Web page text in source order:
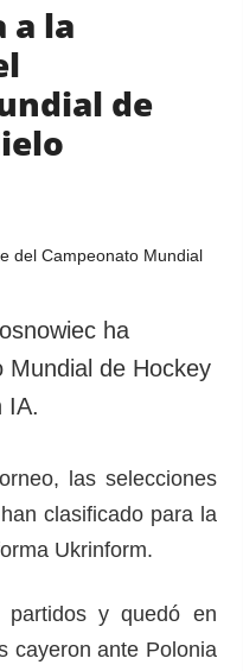
a la
de
ha
Mundial de Hockey
IA.
las selecciones
clasificado para la
Ukrinform.
partidos y quedó en
cayeron ante Polonia